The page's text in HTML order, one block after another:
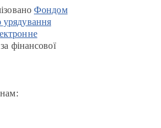
Фондом
урядування
фінансової